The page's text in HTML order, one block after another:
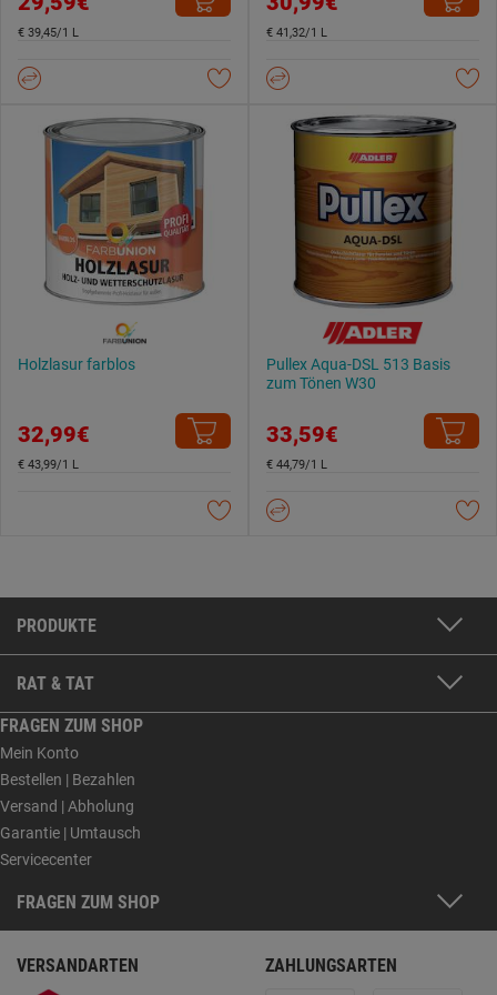
€ 39,45/1 L € 41,32/1 L
Holzlasur farblos
32,99€
€ 43,99/1 L
Pullex Aqua-DSL 513 Basis
zum Tönen W30
33,59€
€ 44,79/1 L
PRODUKTE
RAT & TAT
FRAGEN ZUM SHOP
Mein Konto
Bestellen | Bezahlen
Versand | Abholung
Garantie | Umtausch
Servicecenter
FRAGEN ZUM SHOP
VERSANDARTEN ZAHLUNGSARTEN